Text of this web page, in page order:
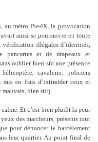
au métro Pie-IX, la provocation
ainsi se poursuivre en toute
illégales d’identités,
pancartes et de drapeaux et
oublier bien sûr une présence
cavalerie, policiers
en frais d’intimider ceux et
bien sûr).
Et c’est bien plutôt la peur
des marcheurs, présents tout
pour dénoncer le harcèlement
leur quartier. Au point final de